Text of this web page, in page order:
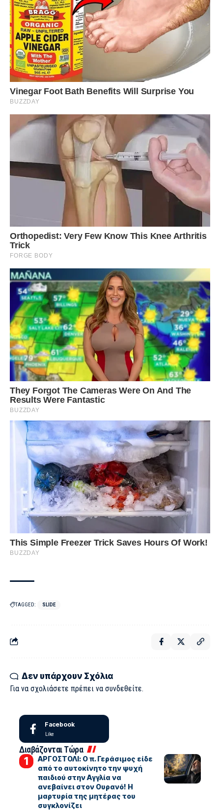
TAGGED: SLIDE
Δεν υπάρχουν Σχόλια
Για να σχολιάσετε πρέπει να συνδεθείτε.
Facebook
Like
Διαβάζονται Τώρα
ΑΡΓΟΣΤΟΛΙ: Ο π. Γεράσιμος είδε
από το αυτοκίνητο την ψυχή
παιδιού στην Αγγλία να
ανεβαίνει στον Ουρανό! Η
μαρτυρία της μητέρας του
συγκλονίζει